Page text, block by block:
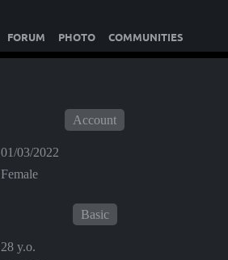
FORUM PHOTO COMMUNITIES
Account
01/03/2022
Female
Basic
28 y.o.